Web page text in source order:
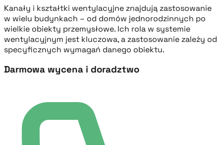
Kanały i kształtki wentylacyjne znajdują zastosowanie
w wielu budynkach – od domów jednorodzinnych po
wielkie obiekty przemysłowe. Ich rola w systemie
wentylacyjnym jest kluczowa, a zastosowanie zależy od
specyficznych wymagań danego obiektu.
Darmowa wycena i doradztwo